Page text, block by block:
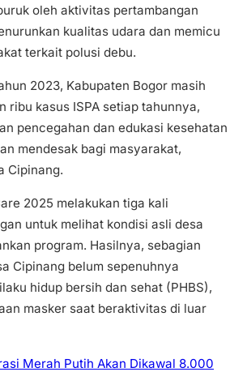
oleh aktivitas pertambangan
kualitas udara dan memicu
terkait polusi debu.
2023, Kabupaten Bogor masih
ribu kasus ISPA setiap tahunnya,
pencegahan dan edukasi kesehatan
mendesak bagi masyarakat,
Cipinang.
2025 melakukan tiga kali
untuk melihat kondisi asli desa
program. Hasilnya, sebagian
Cipinang belum sepenuhnya
hidup bersih dan sehat (PHBS),
masker saat beraktivitas di luar
Merah Putih Akan Dikawal 8.000